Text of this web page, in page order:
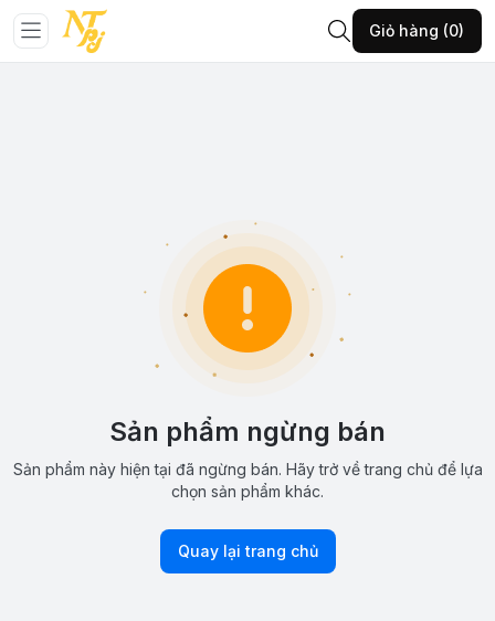
Giỏ hàng (0)
Sản phẩm ngừng bán
Sản phẩm này hiện tại đã ngừng bán. Hãy trở về trang chủ để lựa
chọn sản phẩm khác.
Quay lại trang chủ